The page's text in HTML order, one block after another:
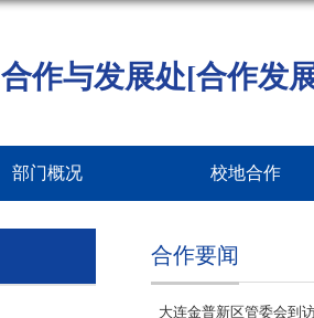
合作与发展处[合作发
部门概况 校地合作
合作要闻
大连金普新区管委会到